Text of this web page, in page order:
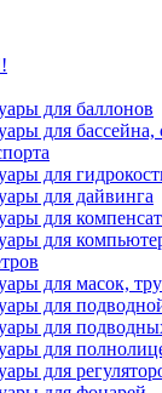
для баллонов
для
для
для дайвинга
для
для
для масок,
для
для
для
для